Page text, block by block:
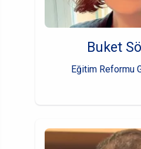
Buket
Eğitim Reformu